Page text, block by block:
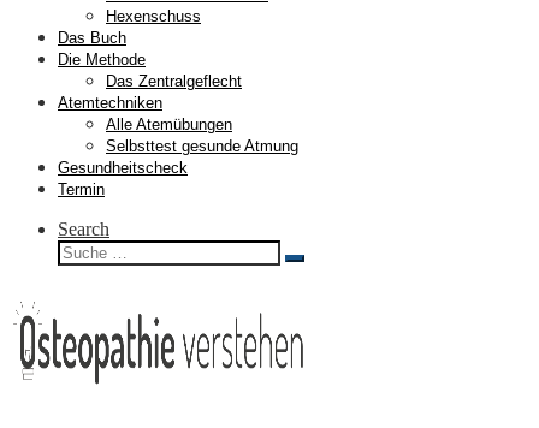
Hexenschuss
Das Buch
Die Methode
Das Zentralgeflecht
Atemtechniken
Alle Atemübungen
Selbsttest gesunde Atmung
Gesundheitscheck
Termin
Search
Suche
Suche